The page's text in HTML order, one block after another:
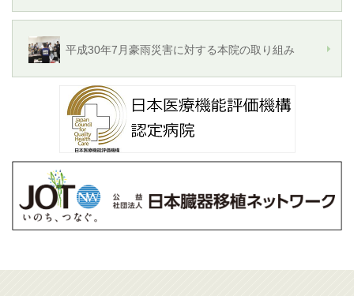
平成30年7月豪雨災害に対する本院の取り組み